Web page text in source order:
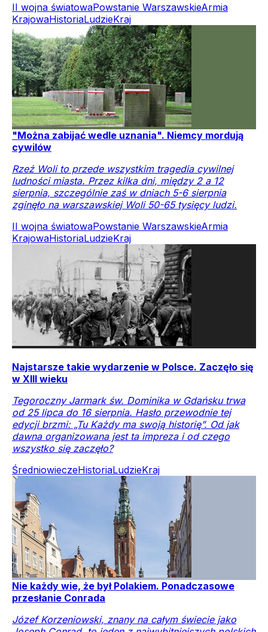
II wojna światowaPowstanie WarszawskieArmia
KrajowaHistoriaLudzieKraj
"Można zabijać wedle uznania". Niemcy mordują
cywilów
Rzeź Woli to przede wszystkim tragedia cywilnej
ludności miasta. Przez kilka dni, między 2 a 12
sierpnia, szczególnie zaś w dniach 5-6 sierpnia
zginęło na warszawskiej Woli 50-65 tysięcy ludzi.
II wojna światowaPowstanie WarszawskieArmia
KrajowaHistoriaLudzieKraj
Najstarsze takie wydarzenie w Polsce. Zaczęło się
w XIII wieku
Tegoroczny Jarmark św. Dominika w Gdańsku trwa
od 25 lipca do 16 sierpnia. Hasło przewodnie tej
edycji brzmi: „Tu Każdy ma swoją historię”. Od jak
dawna organizowana jest ta impreza i od czego
wszystko się zaczęło?
ŚredniowieczeHistoriaLudzieKraj
Nie każdy wie, że był Polakiem. Ponadczasowe
przesłanie Conrada
Józef Korzeniowski, znany na całym świecie jako